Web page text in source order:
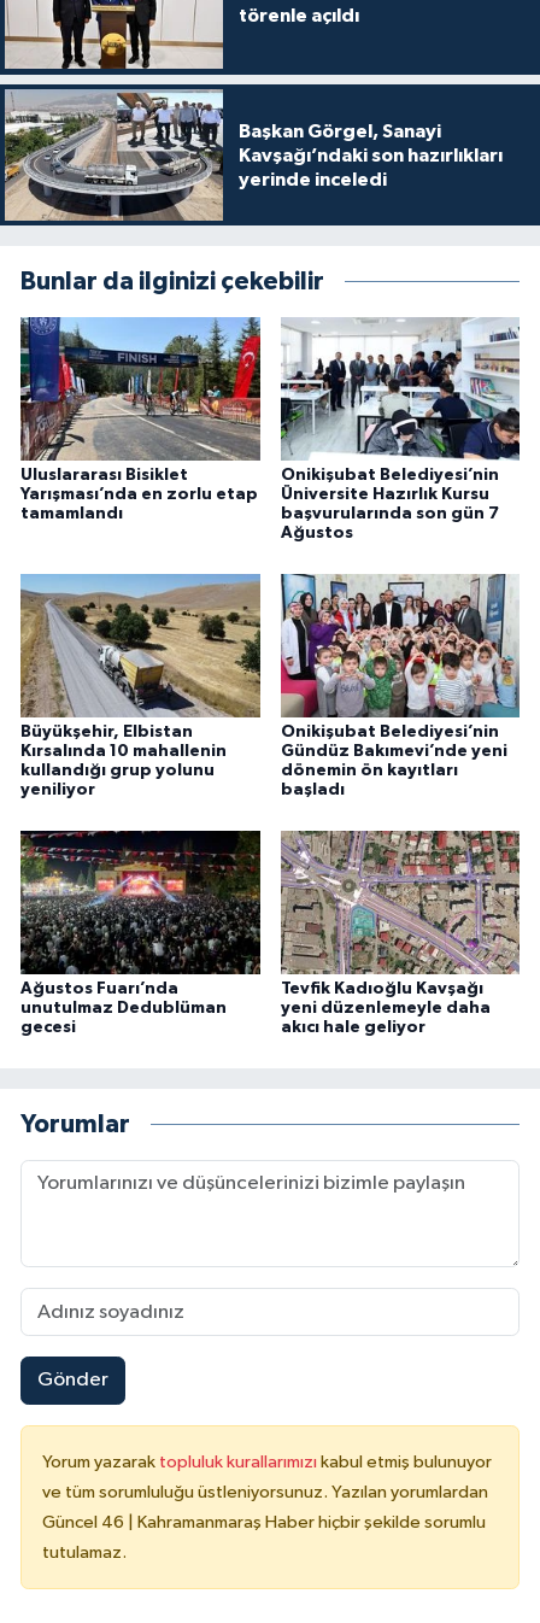
törenle açıldı
Başkan Görgel, Sanayi
Kavşağı’ndaki son hazırlıkları
yerinde inceledi
Bunlar da ilginizi çekebilir
Uluslararası Bisiklet
Yarışması’nda en zorlu etap
tamamlandı
Onikişubat Belediyesi’nin
Üniversite Hazırlık Kursu
başvurularında son gün 7
Ağustos
Büyükşehir, Elbistan
Kırsalında 10 mahallenin
kullandığı grup yolunu
yeniliyor
Onikişubat Belediyesi’nin
Gündüz Bakımevi’nde yeni
dönemin ön kayıtları
başladı
Ağustos Fuarı’nda
unutulmaz Dedublüman
gecesi
Tevfik Kadıoğlu Kavşağı
yeni düzenlemeyle daha
akıcı hale geliyor
Yorumlar
Gönder
Yorum yazarak topluluk kurallarımızı kabul etmiş bulunuyor
ve tüm sorumluluğu üstleniyorsunuz. Yazılan yorumlardan
Güncel 46 | Kahramanmaraş Haber hiçbir şekilde sorumlu
tutulamaz.